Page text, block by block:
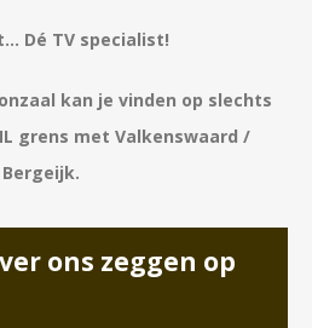
Dé TV specialist!
kan je vinden op slechts
grens met Valkenswaard /
Bergeijk.
ons zeggen op